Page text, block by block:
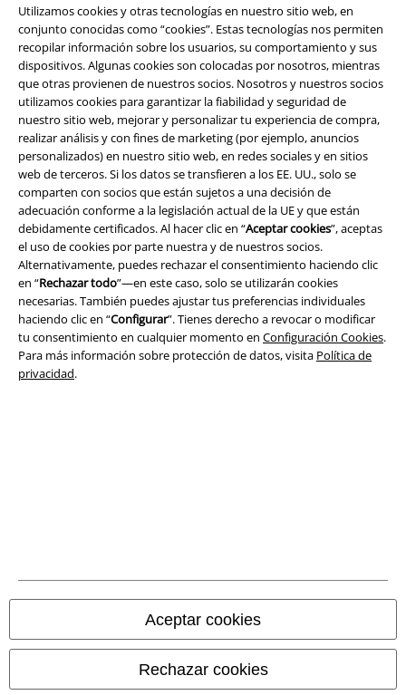
Utilizamos cookies y otras tecnologías en nuestro sitio web, en
conjunto conocidas como “cookies”. Estas tecnologías nos permiten
recopilar información sobre los usuarios, su comportamiento y sus
dispositivos. Algunas cookies son colocadas por nosotros, mientras
que otras provienen de nuestros socios. Nosotros y nuestros socios
utilizamos cookies para garantizar la fiabilidad y seguridad de
nuestro sitio web, mejorar y personalizar tu experiencia de compra,
realizar análisis y con fines de marketing (por ejemplo, anuncios
personalizados) en nuestro sitio web, en redes sociales y en sitios
web de terceros. Si los datos se transfieren a los EE. UU., solo se
comparten con socios que están sujetos a una decisión de
adecuación conforme a la legislación actual de la UE y que están
debidamente certificados. Al hacer clic en “Aceptar cookies”, aceptas
el uso de cookies por parte nuestra y de nuestros socios.
Alternativamente, puedes rechazar el consentimiento haciendo clic
en “Rechazar todo”—en este caso, solo se utilizarán cookies
necesarias. También puedes ajustar tus preferencias individuales
haciendo clic en “Configurar”. Tienes derecho a revocar o modificar
tu consentimiento en cualquier momento en Configuración Cookies.
Para más información sobre protección de datos, visita Política de
privacidad.
Aceptar cookies
Rechazar cookies
Seguridad
Legal
Información sobre accesibilidad
Configuración Cookies
Cancelar pedido